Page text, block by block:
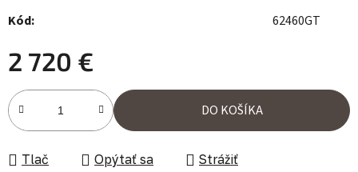
Kód: 62460GT
2 720 €
Jednotková cena:
DO KOŠÍKA
Tlač Opýtať sa
Strážiť